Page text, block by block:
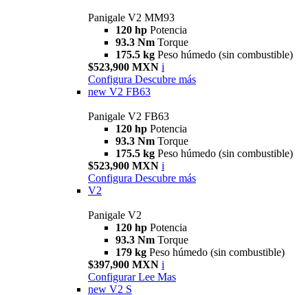
Panigale V2 MM93
120 hp Potencia
93.3 Nm Torque
175.5 kg Peso húmedo (sin combustible)
$523,900 MXN i
Configura Descubre más
new V2 FB63
Panigale V2 FB63
120 hp Potencia
93.3 Nm Torque
175.5 kg Peso húmedo (sin combustible)
$523,900 MXN i
Configura Descubre más
V2
Panigale V2
120 hp Potencia
93.3 Nm Torque
179 kg Peso húmedo (sin combustible)
$397,900 MXN i
Configurar Lee Mas
new V2 S